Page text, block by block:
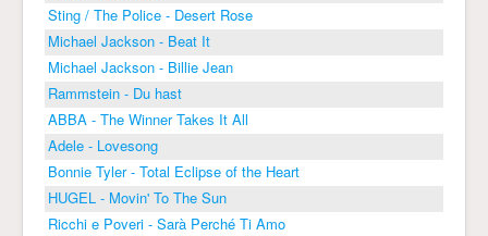
Sting / The Police - Desert Rose
Michael Jackson - Beat It
Michael Jackson - Billie Jean
Rammstein - Du hast
ABBA - The Winner Takes It All
Adele - Lovesong
Bonnie Tyler - Total Eclipse of the Heart
HUGEL - Movin' To The Sun
Ricchi e Poveri - Sarà Perché Ti Amo